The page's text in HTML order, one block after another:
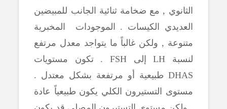
الثانوي , مع ضخامة ثنائية الجانب للمبيضين
العديدي الكيسات . الموجودات المخبرية
متنوعة , ولكن غالباً ما يتواجد معدل مرتفع
لنسبة LH إلى FSH
. تكون مستويات
DHAS طبيعية أو مرتفعة بشكل معتدل .
مستوى التستيرون الكلي يكون طبيعياً عادة